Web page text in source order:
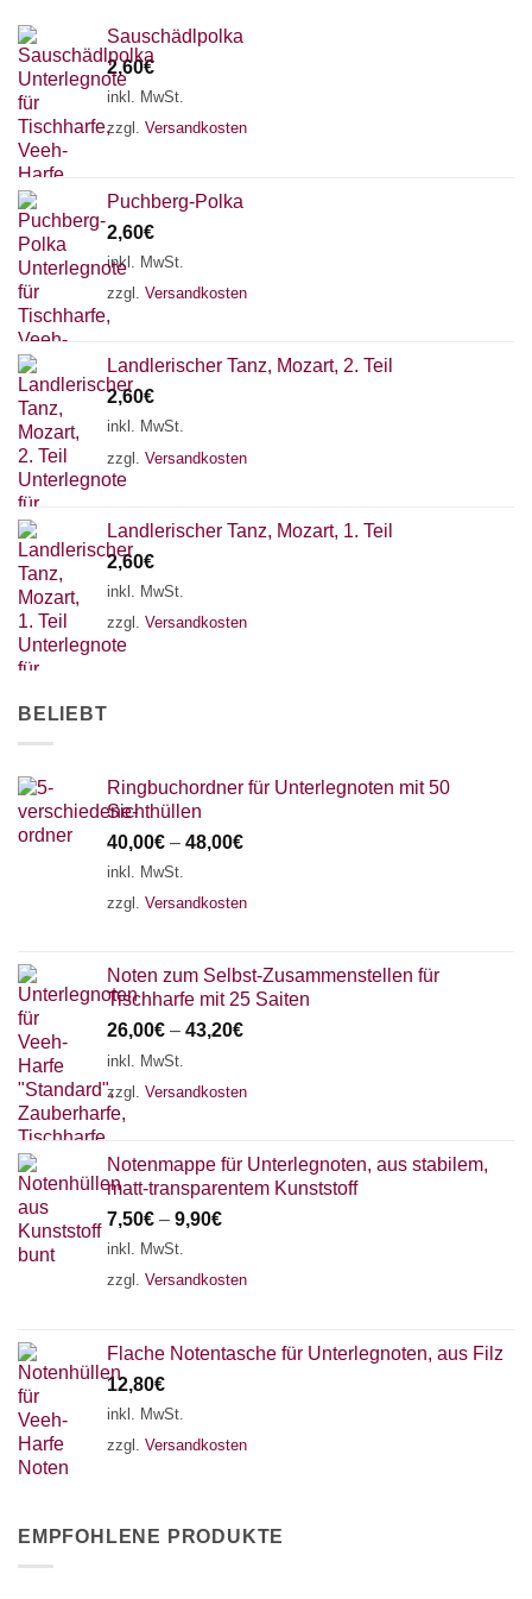
Sauschädlpolka
2,60€
inkl. MwSt.
zzgl. Versandkosten
Puchberg-Polka
2,60€
inkl. MwSt.
zzgl. Versandkosten
Landlerischer Tanz, Mozart, 2. Teil
2,60€
inkl. MwSt.
zzgl. Versandkosten
Landlerischer Tanz, Mozart, 1. Teil
2,60€
inkl. MwSt.
zzgl. Versandkosten
BELIEBT
Ringbuchordner für Unterlegnoten mit 50
Sichthüllen
40,00€ – 48,00€
inkl. MwSt.
zzgl. Versandkosten
Noten zum Selbst-Zusammenstellen für
Tischharfe mit 25 Saiten
26,00€ – 43,20€
inkl. MwSt.
zzgl. Versandkosten
Notenmappe für Unterlegnoten, aus stabilem,
matt-transparentem Kunststoff
7,50€ – 9,90€
inkl. MwSt.
zzgl. Versandkosten
Flache Notentasche für Unterlegnoten, aus Filz
12,80€
inkl. MwSt.
zzgl. Versandkosten
EMPFOHLENE PRODUKTE